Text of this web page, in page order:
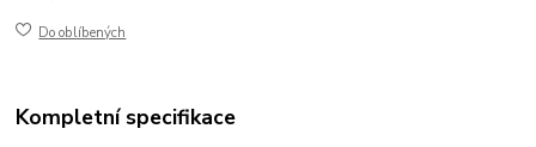
Do oblíbených
Kompletní specifikace